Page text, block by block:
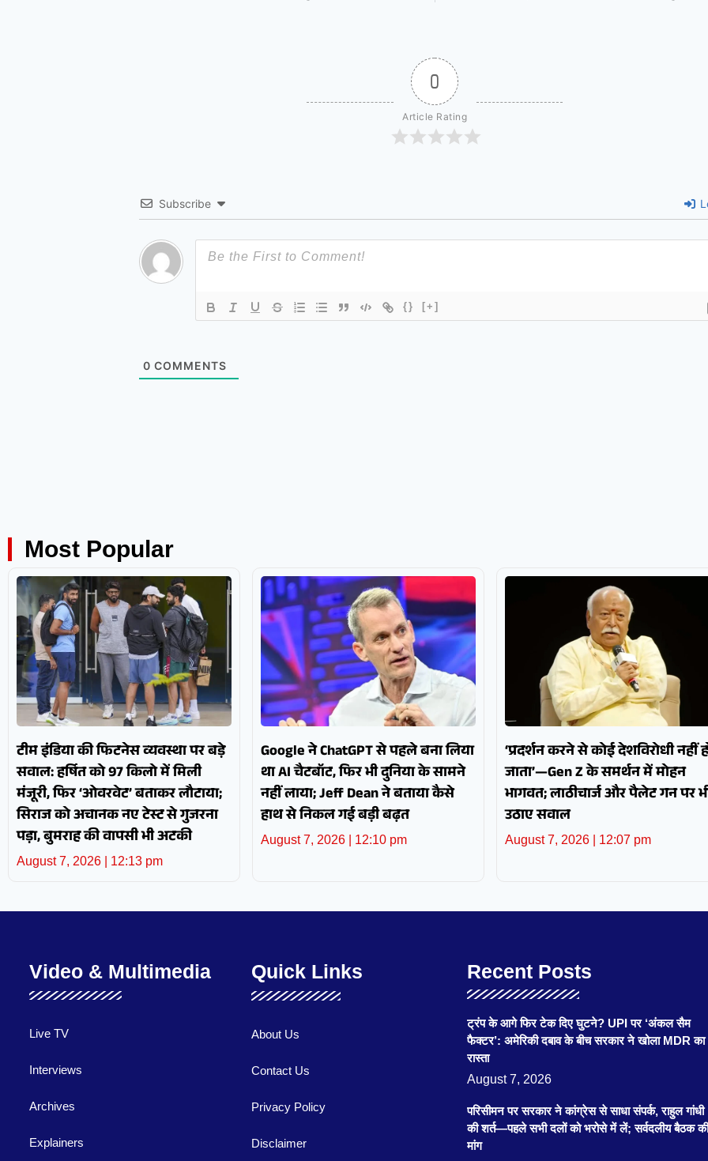
0
Article Rating
Subscribe
{} [+]
0 COMMENTS
Most Popular
टीम इंडिया की फिटनेस व्यवस्था पर बड़े
सवाल: हर्षित को 97 किलो में मिली
मंजूरी, फिर ‘ओवरवेट’ बताकर लौटाया;
सिराज को अचानक नए टेस्ट से गुजरना
पड़ा, बुमराह की वापसी भी अटकी
August 7, 2026 12:13 pm
Google ने ChatGPT से पहले बना लिया
था AI चैटबॉट, फिर भी दुनिया के सामने
नहीं लाया; Jeff Dean ने बताया कैसे
हाथ से निकल गई बड़ी बढ़त
August 7, 2026 12:10 pm
‘प्रदर्शन करने से कोई देशविरोधी नहीं
जाता’—Gen Z के समर्थन में मोहन
भागवत; लाठीचार्ज और पैलेट गन पर
उठाए सवाल
August 7, 2026 12:07 pm
Video & Multimedia
Live TV
Interviews
Archives
Explainers
Quick Links
About Us
Contact Us
Privacy Policy
Disclaimer
Recent Posts
ट्रंप के आगे फिर टेक दिए घुटने? UPI पर ‘अंकल सैम
फैक्टर’: अमेरिकी दबाव के बीच सरकार ने खोला MDR का
रास्ता
August 7, 2026
परिसीमन पर सरकार ने कांग्रेस से साधा संपर्क, राहुल गांधी
की शर्त—पहले सभी दलों को भरोसे में लें; सर्वदलीय बैठक की
मांग